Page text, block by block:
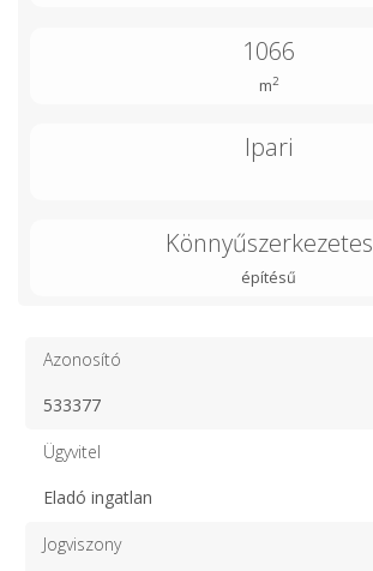
1066
m2
Ipari
Könnyűszerkezetes
építésű
Azonosító
533377
Ügyvitel
Eladó ingatlan
Jogviszony